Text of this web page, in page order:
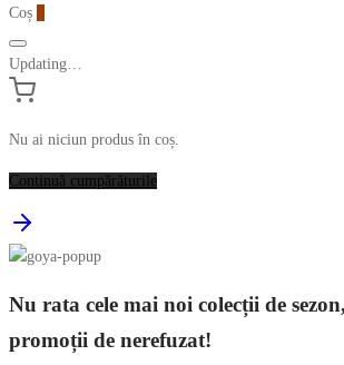
Coș
Updating…
Nu ai niciun produs în coș.
Continuă cumpărăturile
Nu rata cele mai noi colecții de
promoții de nerefuzat!